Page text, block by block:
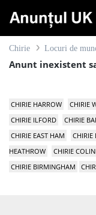
Chirie Locuri de
Anunt inexistent
CHIRIE HARROW CHIRIE
CHIRIE ILFORD
CHIRIE
CHIRIE EAST HAM
CHIRIE
HEATHROW
CHIRIE
CHIRIE BIRMINGHAM